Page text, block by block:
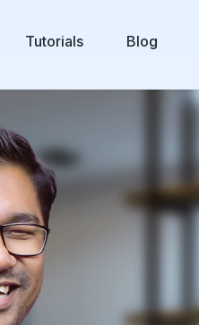
Tutorials Blog